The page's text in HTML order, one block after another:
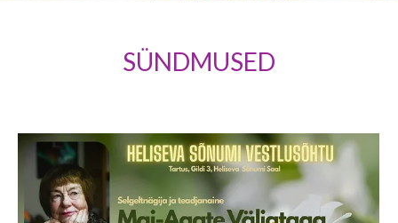
SÜNDMUSED